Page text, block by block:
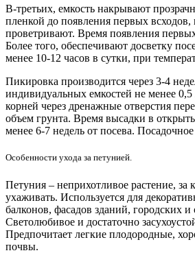
В-третьих, емкость накрывают
пленкой до появления первых всходов,
проветривают. Время появления
Более того, обеспечивают досветку
менее 10-12 часов в сутки, при
Пикировка производится через 3-4
индивидуальных емкостей не менее
корней через дренажные отверстия
объем грунта. Время высадки в
менее 6-7 недель от посева.
Особенности ухода за петунией.
Петуния – неприхотливое растение, за
ухаживать. Используется для
балконов, фасадов зданий, городских и
Светолюбивое и достаточно
Предпочитает легкие плодородные,
почвы.